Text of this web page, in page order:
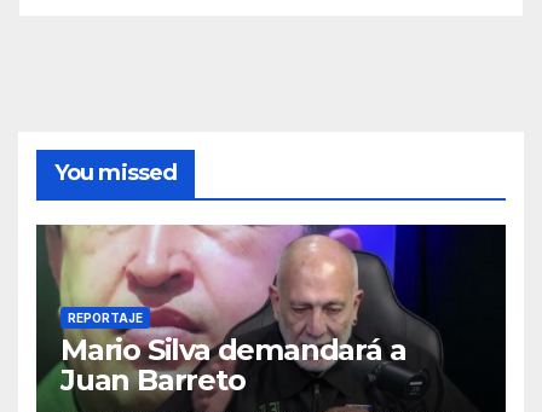
You missed
REPORTAJE
Mario Silva demandará a
Juan Barreto